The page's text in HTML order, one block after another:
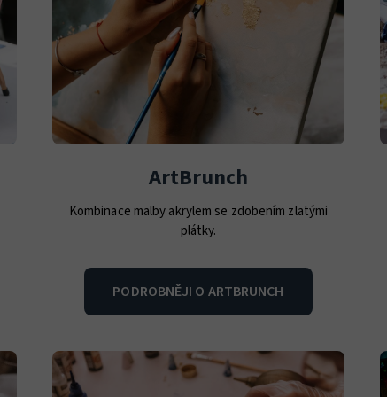
ArtBrunch
Kombinace malby akrylem se zdobením zlatými
plátky.
PODROBNĚJI O ARTBRUNCH